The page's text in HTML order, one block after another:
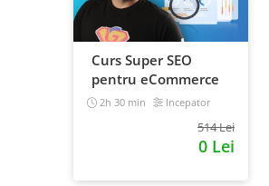
Curs Super SEO
pentru eCommerce
2h 30 min Incepator
514 Lei
0 Lei